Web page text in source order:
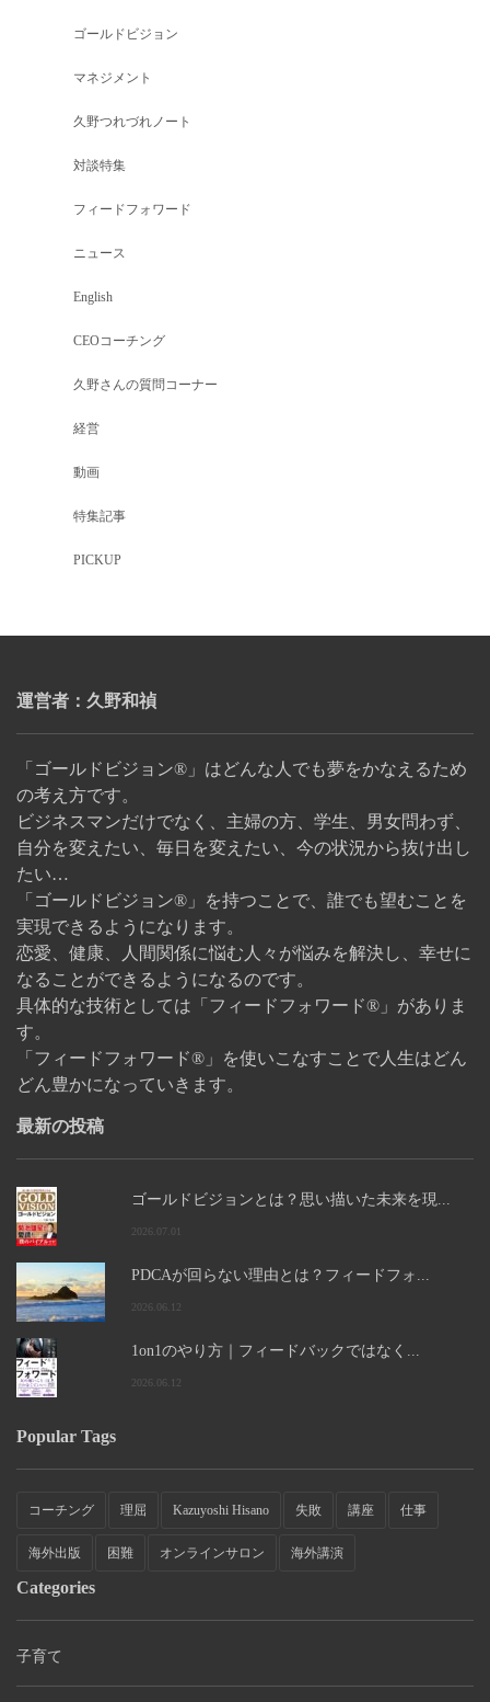
ゴールドビジョン
マネジメント
久野つれづれノート
対談特集
フィードフォワード
ニュース
English
CEOコーチング
久野さんの質問コーナー
経営
動画
特集記事
PICKUP
運営者：久野和禎
「ゴールドビジョン®」はどんな人でも夢をかなえるため
の考え方です。
ビジネスマンだけでなく、主婦の方、学生、男女問わず、
自分を変えたい、毎日を変えたい、今の状況から抜け出し
たい…
「ゴールドビジョン®」を持つことで、誰でも望むことを
実現できるようになります。
恋愛、健康、人間関係に悩む人々が悩みを解決し、幸せに
なることができるようになるのです。
具体的な技術としては「フィードフォワード®」がありま
す。
「フィードフォワード®」を使いこなすことで人生はどん
どん豊かになっていきます。
最新の投稿
ゴールドビジョンとは？思い描いた未来を現...
2026.07.01
PDCAが回らない理由とは？フィードフォ...
2026.06.12
1on1のやり方｜フィードバックではなく...
2026.06.12
Popular Tags
コーチング 理屈 Kazuyoshi Hisano 失敗 講座 仕事
海外出版 困難 オンラインサロン 海外講演
Categories
子育て